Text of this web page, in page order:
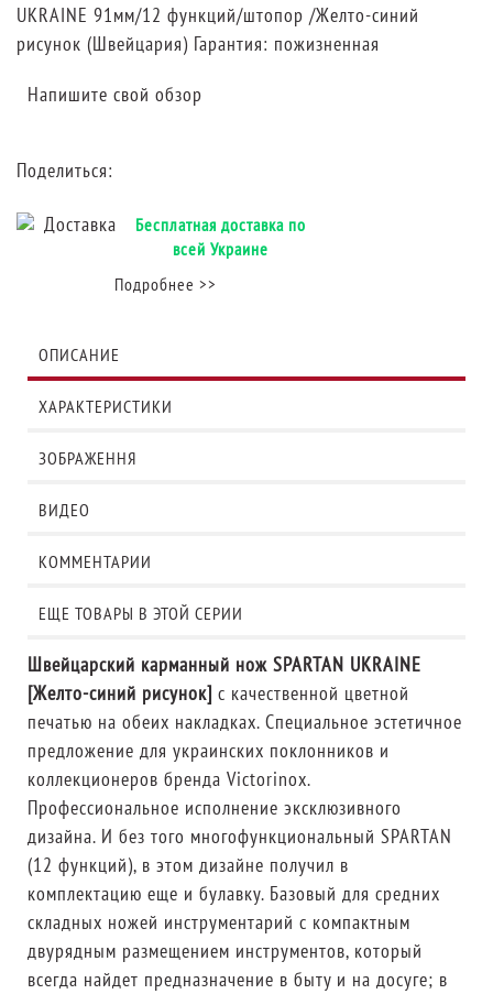
UKRAINE 91мм/12 функций/штопор /Желто-синий
рисунок (Швейцария) Гарантия: пожизненная
Напишите свой обзор
Поделиться:
Бесплатная доставка по
всей Украине
Подробнее >>
ОПИСАНИЕ
ХАРАКТЕРИСТИКИ
ЗОБРАЖЕННЯ
ВИДЕО
КОММЕНТАРИИ
ЕЩЕ ТОВАРЫ В ЭТОЙ СЕРИИ
Швейцарский карманный нож SPARTAN UKRAINE
[Желто-синий рисунок] с качественной цветной
печатью на обеих накладках. Специальное эстетичное
предложение для украинских поклонников и
коллекционеров бренда Victorinox.
Профессиональное исполнение эксклюзивного
дизайна. И без того многофункциональный SPARTAN
(12 функций), в этом дизайне получил в
комплектацию еще и булавку. Базовый для средних
складных ножей инструментарий с компактным
двурядным размещением инструментов, который
всегда найдет предназначение в быту и на досуге; в